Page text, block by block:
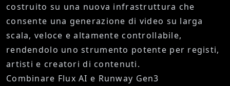
costruito su una nuova infrastruttura che
consente una generazione di video su larga
scala, veloce e altamente controllabile,
rendendolo uno strumento potente per registi,
artisti e creatori di contenuti.
Combinare Flux AI e Runway Gen3